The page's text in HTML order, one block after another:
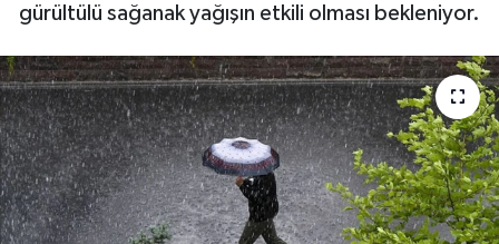
gürültülü sağanak yağışın etkili olması bekleniyor.